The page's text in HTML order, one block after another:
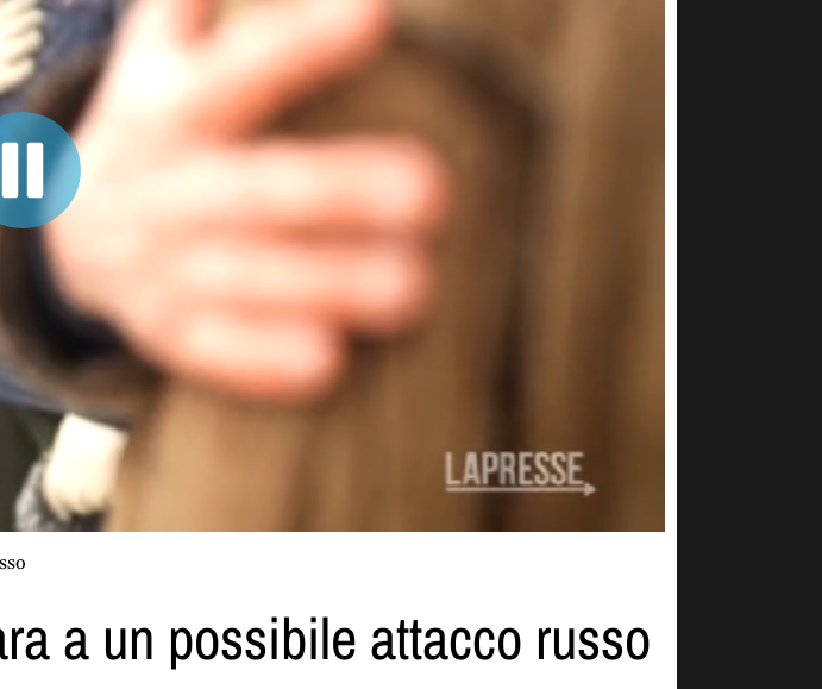
a un possibile attacco russo